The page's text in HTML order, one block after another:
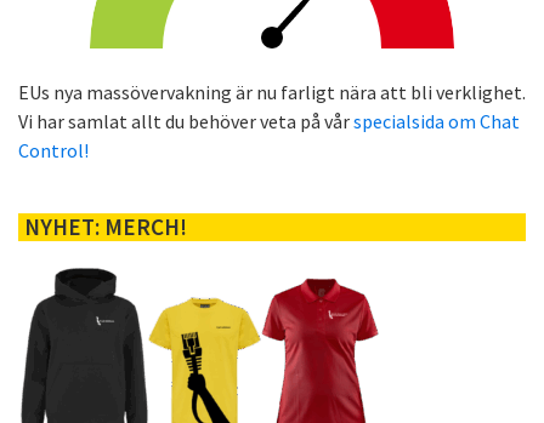
EUs nya massövervakning är nu farligt nära att bli verklighet.
Vi har samlat allt du behöver veta på vårspecialsida om Chat
Control!
NYHET: MERCH!